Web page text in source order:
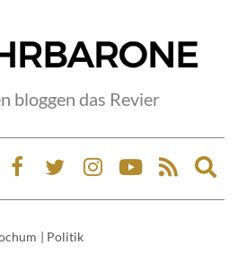
bloggen das Revier
| Politik